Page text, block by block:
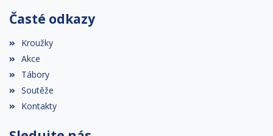
Časté odkazy
Kroužky
Akce
Tábory
Soutěže
Kontakty